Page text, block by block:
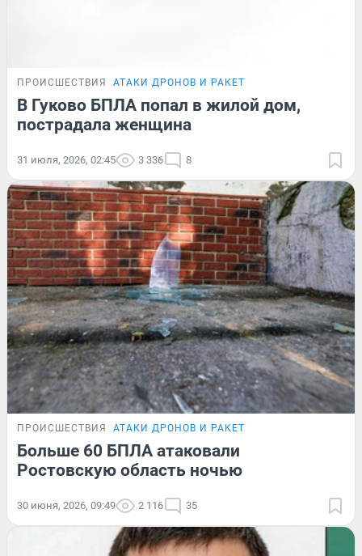
ПРОИСШЕСТВИЯ АТАКИ ДРОНОВ И РАКЕТ
В Гуково БПЛА попал в жилой дом,
пострадала женщина
31 июля, 2026, 02:45 3 336 8
ПРОИСШЕСТВИЯ АТАКИ ДРОНОВ И РАКЕТ
Больше 60 БПЛА атаковали
Ростовскую область ночью
30 июня, 2026, 09:49 2 116 35